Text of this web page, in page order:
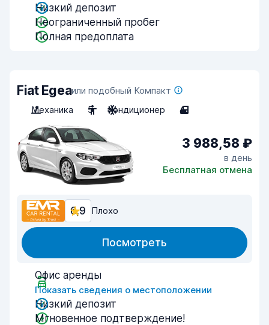
Низкий депозит
Неограниченный пробег
Полная предоплата
Fiat Egeaили подобный Компакт
Механика
5 Кондиционер 4
3 988,58 ₽
в день
Бесплатная отмена
6,9 Плохо
Посмотреть
Офис аренды
Показать сведения о местоположении
Низкий депозит
Мгновенное подтверждение!